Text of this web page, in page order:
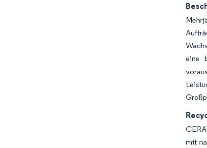
eine
mit